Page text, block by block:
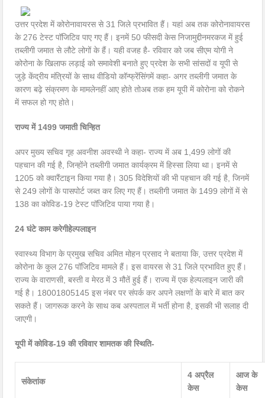
उत्तर प्रदेश में कोरोनावायरस से 31 जिले प्रभावित हैं। यहां अब तक कोरोनावायरस
के 276 टेस्ट पॉजिटिव पाए गए हैं। इनमें 50 फीसदी केस निजामुद्दीनमरकज में हुई
तब्लीगी जमात से लौटे लोगों के हैं। यही वजह है- रविवार को जब सीएम योगी ने
कोरोना के खिलाफ लड़ाई को समावेशी बनाते हुए प्रदेश के सभी सांसदों व यूपी से
जुड़े केंद्रीय मंत्रियों के साथ वीडियो कॉन्फ्रेंसिंगमें कहा- अगर तब्लीगी जमात के
कारण बढ़े संक्रमण के मामलेनहीं आए होते तोअब तक हम यूपी में कोरोना को रोकने
में सफल हो गए होते।
राज्य में 1499 जमाती चिन्हित
अपर मुख्य सचिव गृह अवनीश अवस्थी ने कहा- राज्य में अब 1,499 लोगों की
पहचान की गई है, जिन्होंने तब्लीगी जमात कार्यक्रम में हिस्सा लिया था। इनमें से
1205 को क्वारैंटाइन किया गया है। 305 विदेशियों की भी पहचान की गई है, जिनमें
से 249 लोगों के पासपोर्ट जब्त कर लिए गए हैं। तब्लीगी जमात के 1499 लोगों में से
138 का कोविड-19 टेस्ट पॉजिटिव पाया गया है।
24 घंटे काम करेगीहेल्पलाइन
स्वास्थ्य विभाग के प्रमुख सचिव अमित मोहन प्रसाद ने बताया कि, उत्तर प्रदेश में
कोरोना के कुल 276 पॉजिटिव मामले हैं। इस वायरस से 31 जिले प्रभावित हुए हैं।
राज्य के वाराणसी, बस्ती व मेरठ में 3 मौतें हुई हैं। राज्य में एक हेल्पलाइन जारी की
गई है। 18001805145 इस नंबर पर संपर्क कर अपने लक्षणों के बारे में बात कर
सकते हैं। जागरूक करने के साथ कब अस्पताल में भर्ती होना है, इसकी भी सलाह दी
जाएगी।
यूपी में कोविड-19 की रविवार शामतक की स्थिति-
संकेतांक
4 अप्रैल
केस
आज के
केस